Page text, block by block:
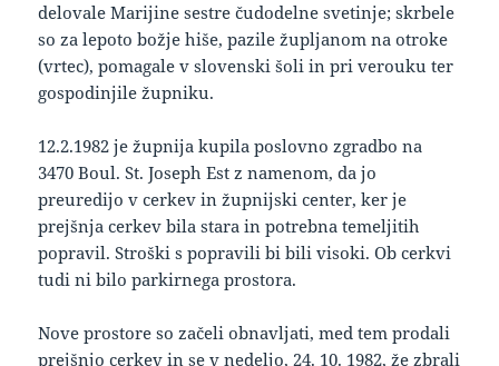
delovale Marijine sestre čudodelne svetinje; skrbele
so za lepoto božje hiše, pazile župljanom na otroke
(vrtec), pomagale v slovenski šoli in pri verouku ter
gospodinjile župniku.
12.2.1982 je župnija kupila poslovno zgradbo na
3470 Boul. St. Joseph Est z namenom, da jo
preuredijo v cerkev in župnijski center, ker je
prejšnja cerkev bila stara in potrebna temeljitih
popravil. Stroški s popravili bi bili visoki. Ob cerkvi
tudi ni bilo parkirnega prostora.
Nove prostore so začeli obnavljati, med tem prodali
prejšnjo cerkev in se v nedeljo, 24. 10. 1982, že zbrali